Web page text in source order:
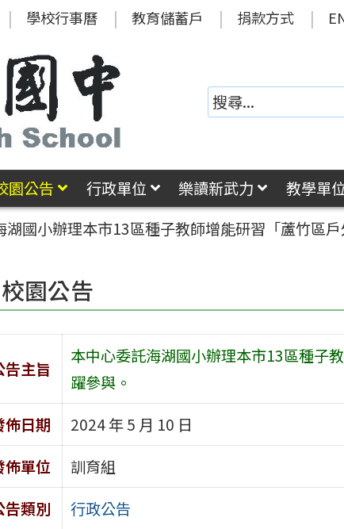
學校行事曆 教育儲蓄戶 捐款方式
園公告 行政單位 樂讀新武力 教學單
湖國小辦理本市13區種子教師增能研習「蘆竹區
校園公告
告主旨
本中心委託海湖國小辦理本市13區種子
躍參與。
佈日期
2024 年 5 月 10 日
佈單位
訓育組
告類別
行政公告